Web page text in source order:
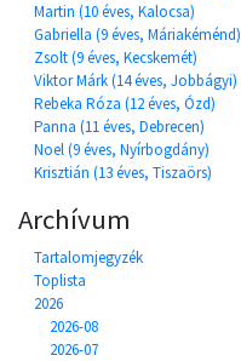
Martin (10 éves, Kalocsa)
Gabriella (9 éves, Máriakéménd)
Zsolt (9 éves, Kecskemét)
Viktor Márk (14 éves, Jobbágyi)
Rebeka Róza (12 éves, Ózd)
Panna (11 éves, Debrecen)
Noel (9 éves, Nyírbogdány)
Krisztián (13 éves, Tiszaörs)
Archívum
Tartalomjegyzék
Toplista
2026
2026-08
2026-07